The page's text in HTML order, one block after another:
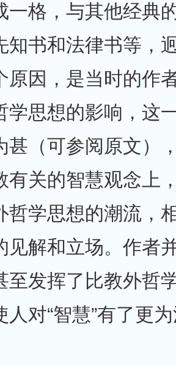
一格，与其他经典
知书和法律书等，
原因，是当时的作
学思想的影响，这
甚（可参阅原文）
有关的智慧观念上
哲学思想的潮流，
见解和立场。作者
至发挥了比教外哲
人对“智慧”有了更